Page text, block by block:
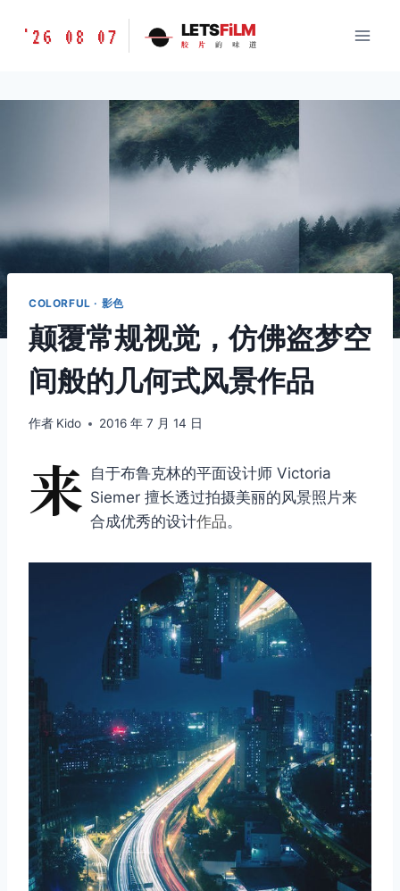
胶
味
'26 08 07 LETSFiLM
胶 片 的 味 道
COLORFUL · 影色
颠覆常规视觉，仿佛盗梦空
间般的几何式风景作品
作者 Kido 2016 年 7 月 14 日
来 自于布鲁克林的平面设计师 Victoria
Siemer 擅长透过拍摄美丽的风景照片来
合成优秀的设计作品。